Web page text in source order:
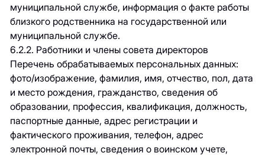
муниципальной службе, информация о факте работы
близкого родственника на государственной или
муниципальной службе.
6.2.2. Работники и члены совета директоров
Перечень обрабатываемых персональных данных:
фото/изображение, фамилия, имя, отчество, пол, дата
и место рождения, гражданство, сведения об
образовании, профессия, квалификация, должность,
паспортные данные, адрес регистрации и
фактического проживания, телефон, адрес
электронной почты, сведения о воинском учете,